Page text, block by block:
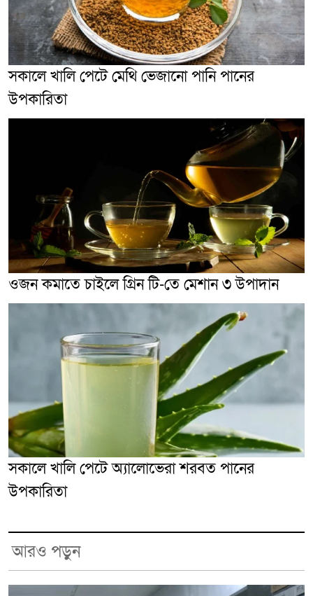
সকালে খালি পেটে মেথি ভেজানো পানি পানের
উপকারিতা
ওজন কমাতে চাইলে গ্রিন টি-তে মেশান ৩ উপাদান
সকালে খালি পেটে অ্যালোভেরা শরবত পানের
উপকারিতা
আরও পড়ুন